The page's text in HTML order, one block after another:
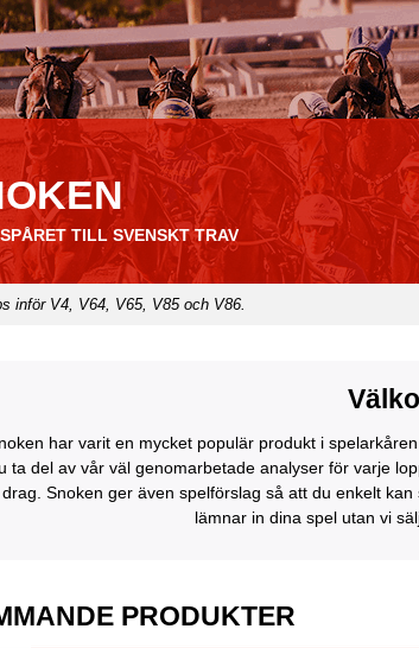
TILL SVENSKT TRAV
inför V4, V64, V65, V85 och V86.
har varit en mycket populär produkt i
ta del av vår väl genomarbetade analyser för varje
drag. Snoken ger även spelförslag så att du enkelt
lämnar in dina spel utan vi
PRODUKTER